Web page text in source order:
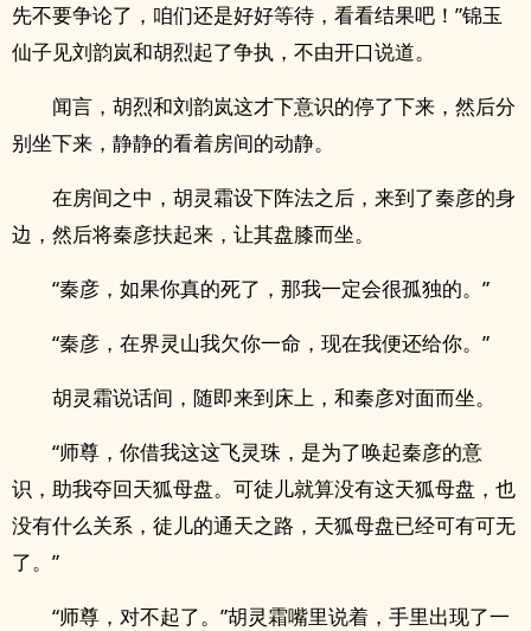
先不要争论了，咱们还是好好等待，看看结果吧！”锦玉
仙子见刘韵岚和胡烈起了争执，不由开口说道。
闻言，胡烈和刘韵岚这才下意识的停了下来，然后分
别坐下来，静静的看着房间的动静。
在房间之中，胡灵霜设下阵法之后，来到了秦彦的身
边，然后将秦彦扶起来，让其盘膝而坐。
“秦彦，如果你真的死了，那我一定会很孤独的。”
“秦彦，在界灵山我欠你一命，现在我便还给你。”
胡灵霜说话间，随即来到床上，和秦彦对面而坐。
“师尊，你借我这这飞灵珠，是为了唤起秦彦的意
识，助我夺回天狐母盘。可徒儿就算没有这天狐母盘，也
没有什么关系，徒儿的通天之路，天狐母盘已经可有可无
了。”
“师尊，对不起了。”胡灵霜嘴里说着，手里出现了一